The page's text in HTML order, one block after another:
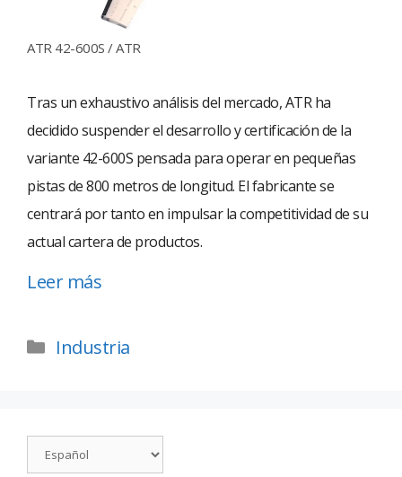
ATR 42-600S / ATR
Tras un exhaustivo análisis del mercado, ATR ha
decidido suspender el desarrollo y certificación de la
variante 42-600S pensada para operar en pequeñas
pistas de 800 metros de longitud. El fabricante se
centrará por tanto en impulsar la competitividad de su
actual cartera de productos.
Leer más
Industria